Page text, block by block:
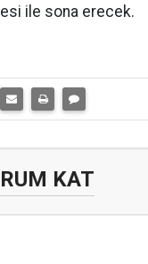
ile sona erecek.
KAT